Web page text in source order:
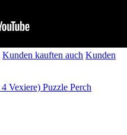
Kunden kauften auch Kunden
Puzzle Perch